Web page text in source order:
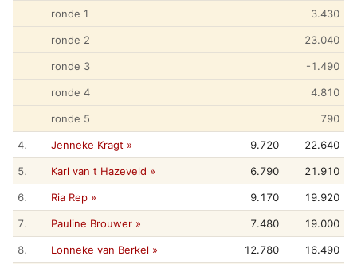
ronde 1 3.430
ronde 2 23.040
ronde 3 -1.490
ronde 4 4.810
ronde 5 790
4. Jenneke Kragt » 9.720 22.640
5. Karl van t Hazeveld » 6.790 21.910
6. Ria Rep » 9.170 19.920
7. Pauline Brouwer » 7.480 19.000
8. Lonneke van Berkel » 12.780 16.490